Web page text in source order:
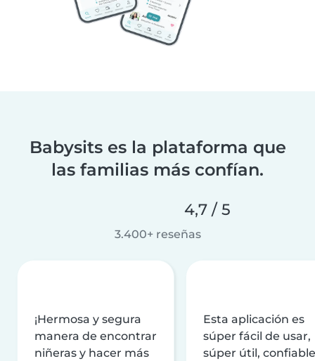
Babysits es la plataforma que
las familias más confían.
4,7 / 5
3.400+ reseñas
¡Hermosa y segura
manera de encontrar
niñeras y hacer más
Esta aplicación es
súper fácil de usar,
súper útil,